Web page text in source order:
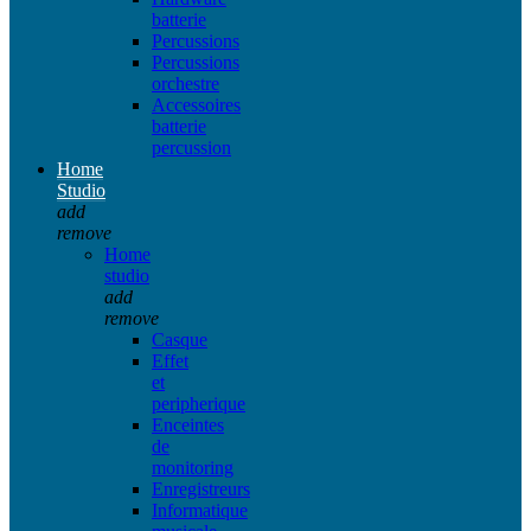
batterie
Percussions
Percussions
orchestre
Accessoires
batterie
percussion
Home
Studio
add
remove
Home
studio
add
remove
Casque
Effet
et
peripherique
Enceintes
de
monitoring
Enregistreurs
Informatique